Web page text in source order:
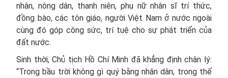
nhân, nông dân, thanh niên, phụ nữ nhân sĩ trí thức,
đồng bào, các tôn giáo, người Việt Nam ở nước ngoài
cùng đó góp công sức, trí tuệ cho sự phát triển của
đất nước.
Sinh thời, Chủ tịch Hồ Chí Minh đã khẳng định chân lý:
“Trong bầu trời không gì quý bằng nhân dân; trong thế